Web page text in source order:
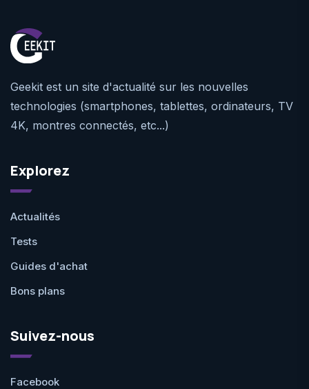
Geekit est un site d'actualité sur les nouvelles
technologies (smartphones, tablettes, ordinateurs, TV
4K, montres connectés, etc...)
Explorez
Actualités
Tests
Guides d'achat
Bons plans
Suivez-nous
Facebook